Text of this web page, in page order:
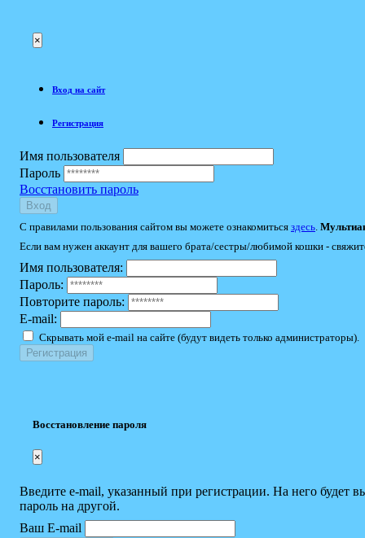
×
Вход на сайт
Регистрация
Имя пользователя
Пароль
Восстановить пароль
Вход
С правилами пользования сайтом вы можете ознакомиться здесь
Если вам нужен аккаунт для вашего брата/сестры/любимой кошки -
Имя пользователя:
Пароль:
Повторите пароль:
E-mail:
Скрывать мой e-mail на сайте (будут видеть только администраторы).
Восстановление пароля
×
Введите e-mail, указанный при регистрации. На него будет
пароль на другой.
Ваш E-mail